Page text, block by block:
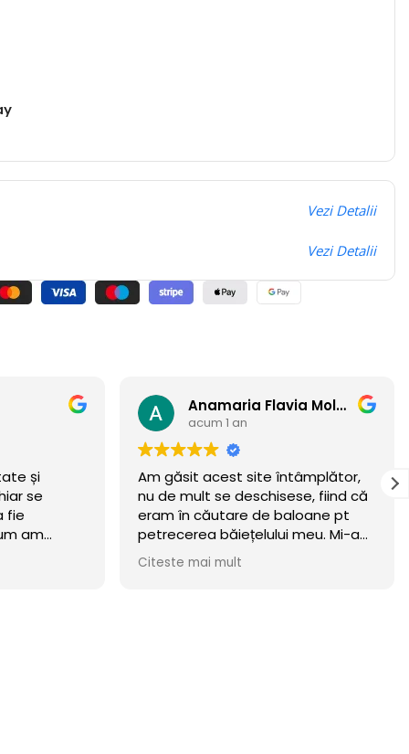
Vezi Detalii
Vezi Detalii
Anamaria Flavia Moldovan
întâmplător,
fiind că
baloane pt
meu. Mi-am
meritat.
wow 🏆
Andrey
acum 1 an
Felicitări pentru ceea ce creați!!!